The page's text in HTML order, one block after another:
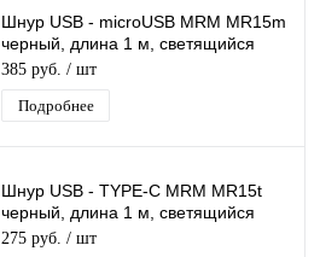
Шнур USB - microUSB MRM MR15m
черный, длина 1 м, светящийся
кабель LED
385 руб. / шт
Подробнее
Шнур USB - TYPE-C MRM MR15t
черный, длина 1 м, светящийся
кабель LED
275 руб. / шт